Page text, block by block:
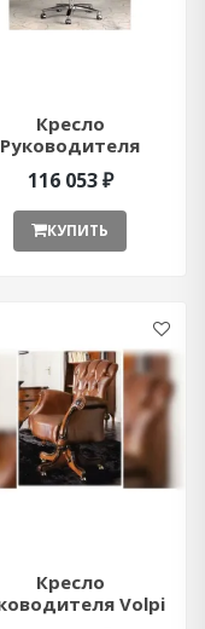
Кресло
Руководителя
Morello Gianpaolo
W ant380121
116 053 ₽
КУПИТЬ
Кресло
Volpi